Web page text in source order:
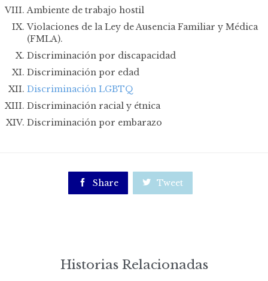
Ambiente de trabajo hostil
Violaciones de la Ley de Ausencia Familiar y Médica
(FMLA).
Discriminación por discapacidad
Discriminación por edad
Discriminación LGBTQ
Discriminación racial y étnica
Discriminación por embarazo
 Share  Tweet
Historias Relacionadas